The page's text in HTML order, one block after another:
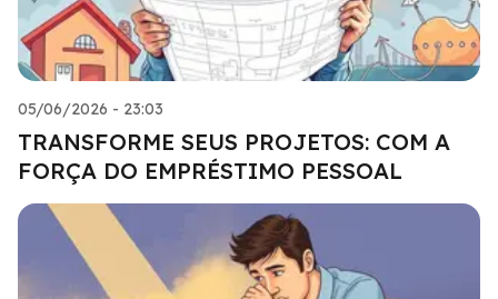
05/06/2026 - 23:03
TRANSFORME SEUS PROJETOS: COM A
FORÇA DO EMPRÉSTIMO PESSOAL